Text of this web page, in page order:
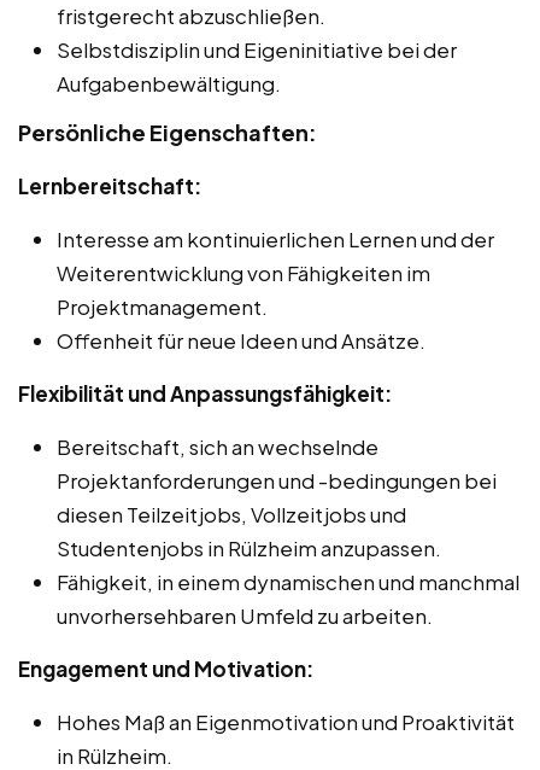
fristgerecht abzuschließen.
Selbstdisziplin und Eigeninitiative bei der
Aufgabenbewältigung.
Persönliche Eigenschaften:
Lernbereitschaft:
Interesse am kontinuierlichen Lernen und der
Weiterentwicklung von Fähigkeiten im
Projektmanagement.
Offenheit für neue Ideen und Ansätze.
Flexibilität und Anpassungsfähigkeit:
Bereitschaft, sich an wechselnde
Projektanforderungen und -bedingungen bei
diesen Teilzeitjobs, Vollzeitjobs und
Studentenjobs in Rülzheim anzupassen.
Fähigkeit, in einem dynamischen und manchmal
unvorhersehbaren Umfeld zu arbeiten.
Engagement und Motivation:
Hohes Maß an Eigenmotivation und Proaktivität
in Rülzheim.